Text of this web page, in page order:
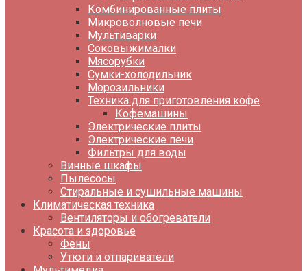
Комбинированные плиты
Микроволновые печи
Мультиварки
Соковыжималки
Мясорубки
Сумки-холодильник
Морозильники
Техника для приготовления кофе
Кофемашины
Электрические плиты
Электрические печи
Фильтры для воды
Винные шкафы
Пылесосы
Стиральные и сушильные машины
Климатическая техника
Вентиляторы и обогреватели
Красота и здоровье
Фены
Утюги и отпариватели